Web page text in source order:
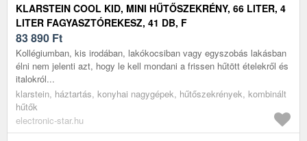
KLARSTEIN COOL KID, MINI HŰTŐSZEKRÉNY, 66 LITER, 4
LITER FAGYASZTÓREKESZ, 41 DB, F
ENERGIAHATÉKONYSÁGI OSZTÁLY, CSISZOLT
ROZSDAMENTES ACÉL
83 890 Ft
Kollégiumban, kis irodában, lakókocsiban vagy egyszobás lakásban
élni nem jelenti azt, hogy le kell mondani a frissen hűtött ételekről és
italokról...
klarstein, háztartás, konyhai nagygépek, hűtőszekrények, kombinált
hűtők
electronic-star.hu